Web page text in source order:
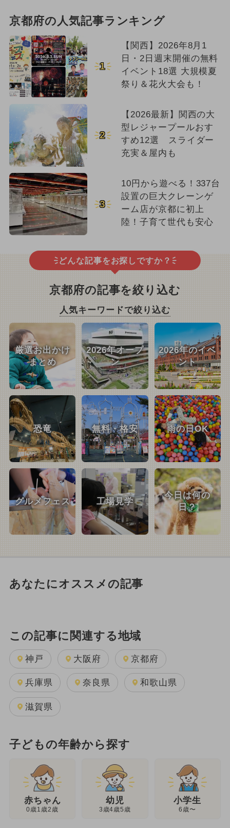
京都府の人気記事ランキング
1
【関西】2026年8月1
日・2日週末開催の無料
イベント18選 大規模夏
祭り＆花火大会も！
2
【2026最新】関西の大
型レジャープールおす
すめ12選 スライダー
充実＆屋内も
3
10円から遊べる！337台
設置の巨大クレーンゲ
ーム店が京都に初上
陸！子育て世代も安心
どんな記事をお探しですか？
京都府の記事を絞り込む
人気キーワードで絞り込む
厳選お出かけ
まとめ
2026年オープ
ン
2026年のイベ
ント
恐竜 無料・格安 雨の日OK
グルメフェス 工場見学
今日は何の
日？
あなたにオススメの記事
この記事に関連する地域
神戸 大阪府 京都府
兵庫県 奈良県 和歌山県
滋賀県
子どもの年齢から探す
赤ちゃん
0歳1歳2歳
幼児
3歳4歳5歳
小学生
6歳〜